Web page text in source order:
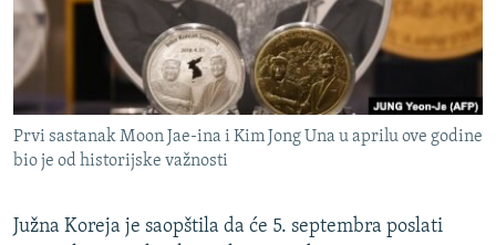
DNEVNO@RSE
SPECIJALI RSE
VIŠE OD NASLOVA
GENOCID U SREBRENICI
TV LIBERTY
PRATITE NAS
Sve RFE/RL stranice
Prvi sastanak Moon Jae-ina i Kim Jong Una u aprilu ove godine
bio je od historijske važnosti
Južna Koreja je saopštila da će 5. septembra poslati